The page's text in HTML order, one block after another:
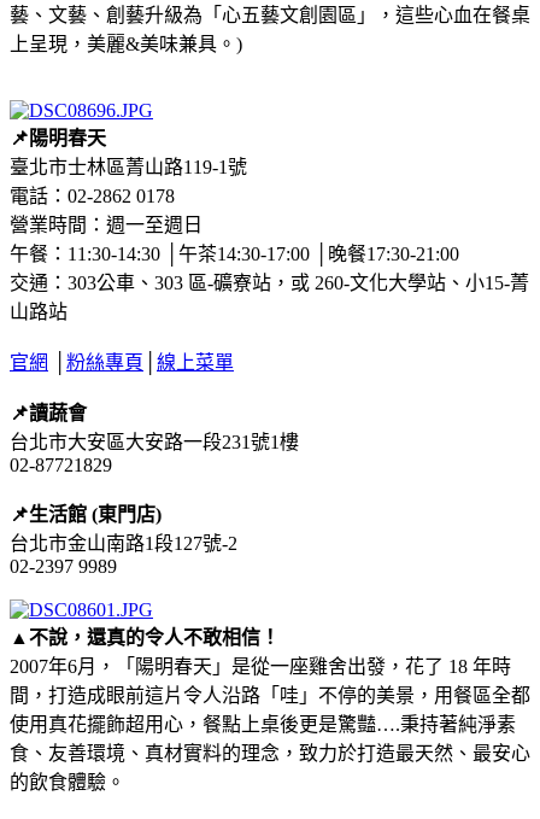
藝、文藝、創藝升級為「心五藝文創園區」，這些心血在餐桌
上呈現，美麗&美味兼具。)
📌陽明春天
臺北市士林區菁山路119-1號
電話：02-2862 0178
營業時間：週一至週日
午餐：11:30-14:30 │午茶14:30-17:00 │晚餐17:30-21:00
交通：303公車、303 區-礦寮站，或 260-文化大學站、小15-菁
山路站
官網 粉絲專頁 線上菜單
📌讀蔬會
台北市大安區大安路一段231號1樓
02-87721829
📌生活館 (東門店)
台北市金山南路1段127號-2
02-2397 9989
▲不說，還真的令人不敢相信！
2007年6月，「陽明春天」是從一座雞舍出發，花了 18 年時
間，打造成眼前這片令人沿路「哇」不停的美景，用餐區全都
使用真花擺飾超用心，餐點上桌後更是驚豔….秉持著純淨素
食、友善環境、真材實料的理念，致力於打造最天然、最安心
的飲食體驗。